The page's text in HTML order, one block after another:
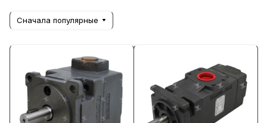
Сначала популярные